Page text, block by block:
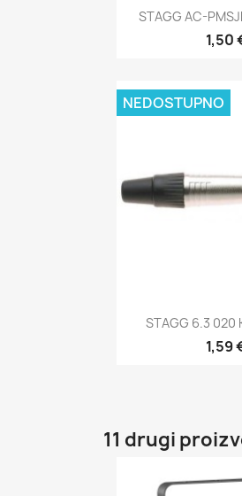
Brzi
STAGG AC-
1,50
Brzi
STAGG 6.3 020
1,59
NEDOSTUPNO
11 drugi